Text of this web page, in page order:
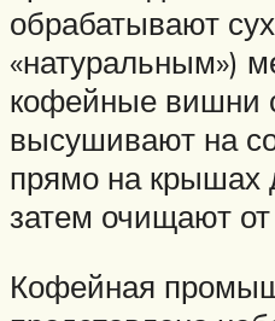
обрабатывают
«натуральным»)
кофейные вишни
высушивают на
прямо на крышах
затем очищают
Кофейная